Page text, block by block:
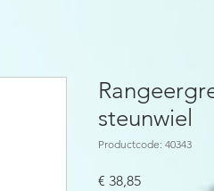
steunwiel
Productcode: 40343
€ 38,85Prijs